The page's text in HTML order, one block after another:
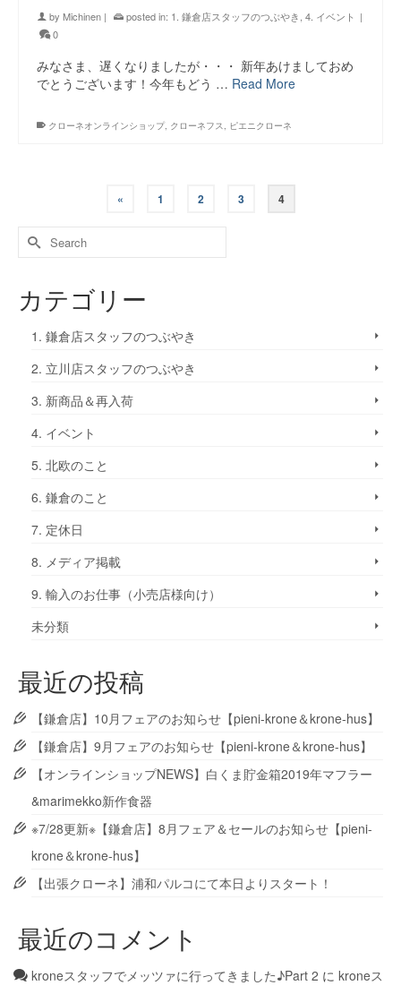
by Michinen | posted in: 1. 鎌倉店スタッフのつぶやき 4. イベント |
0
みなさま、遅くなりましたが・・・ 新年あけましておめ
でとうございます！今年もどう … Read More
クローネオンラインショップ, クローネフス, ピエニクローネ
« 1 2 3 4
カテゴリー
1. 鎌倉店スタッフのつぶやき
2. 立川店スタッフのつぶやき
3. 新商品＆再入荷
4. イベント
5. 北欧のこと
6. 鎌倉のこと
7. 定休日
8. メディア掲載
9. 輸入のお仕事（小売店様向け）
未分類
最近の投稿
【鎌倉店】10月フェアのお知らせ【pieni-krone＆krone-hus】
【鎌倉店】9月フェアのお知らせ【pieni-krone＆krone-hus】
【オンラインショップNEWS】白くま貯金箱2019年マフラー
&marimekko新作食器
※7/28更新※【鎌倉店】8月フェア＆セールのお知らせ【pieni-
krone＆krone-hus】
【出張クローネ】浦和パルコにて本日よりスタート！
最近のコメント
kroneスタッフでメッツァに行ってきました♪Part 2 に kroneス